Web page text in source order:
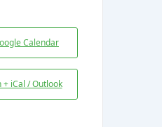
Calendar
+ iCal / Outlook